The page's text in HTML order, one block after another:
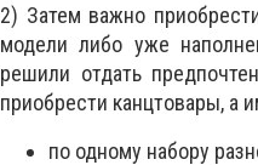
2) Затем важно
модели либо уже
решили отдать
приобрести канцтовары, а
по одному набору